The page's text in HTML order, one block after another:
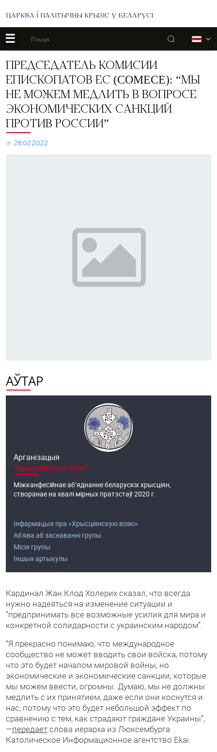
ЦАРКВА І ПАЛІТЫЧНЫ КРЫЗІС У БЕЛАРУСІ
☰ Пошук
Председатель
Комисии
Епископатов
ЕС
(COMECE):
“Мы
не
можем
в
ПРЕДСЕДАТЕЛЬ КОМИСИИ
ЕПИСКОПАТОВ ЕС (COMECE): “МЫ
НЕ МОЖЕМ МЕДЛИТЬ В ВОПРОСЕ
ЭКОНОМИЧЕСКИХ САНКЦИЙ
ПРОТИВ РОССИИ”
28.02.2022
АЎТАР
Арганізацыя
"Хрысціянская візія"
Міжканфесійнае аб’яднанне беларускіх хрысціян,
створанае на хвалі мірных пратэстаў 2020 г.
Інфармацыя пра «Хрысціянскую візію»
Аб'ява аб заснаванні групы
Місія групы
Іншыя артыкулы
Кардинал Жан Клод Холерих сказал, что всегда
нужно надеяться на изменение ситуации и
“предпринимать все возможные усилия для мира и
конкретной солидарности с украинским народом”.
“Я прекрасно понимаю, что международное
сообщество не может вводить свои войска, потому
что это будет началом мировой войны, но
экономические и экономические санкции, которые
мы можем ввести, огромны. Думаю, мы не должны
медлить с их принятием, даже если они коснутся и
нас, потому что это будет небольшой эффект по
сравнению с тем, как страдают граждане Украины”,
—передаетслова иерарха из Люксембурга
Католическое Информационное агентство Ekai.